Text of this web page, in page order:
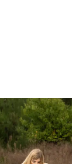
GLAZBA
GLAZBA